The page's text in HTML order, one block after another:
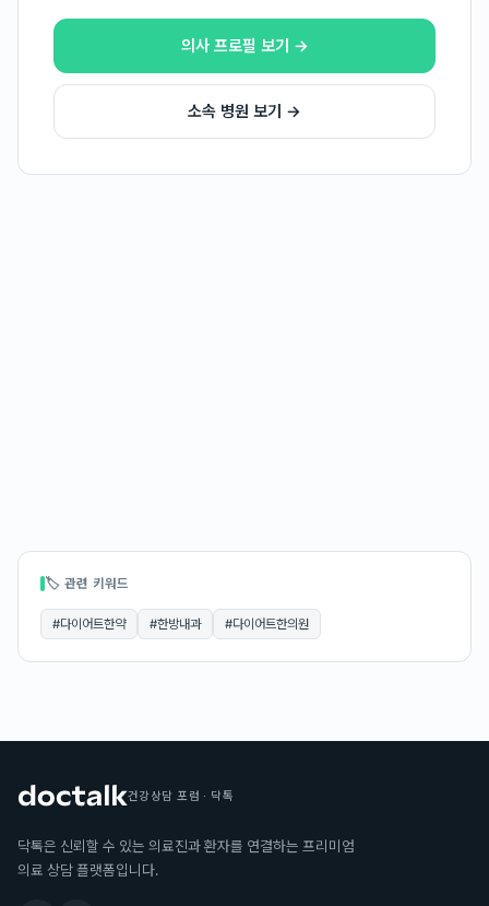
의사 프로필 보기 →
소속 병원 보기 →
🏷 관련 키워드
#다이어트한약 #한방내과 #다이어트한의원
건강상담 포럼 · 닥톡
닥톡은 신뢰할 수 있는 의료진과 환자를 연결하는 프리미엄
의료 상담 플랫폼입니다.